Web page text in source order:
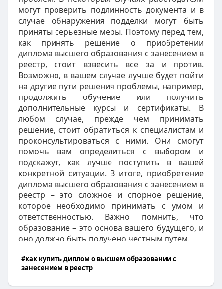
могут проверить подлинность документа и в
случае обнаружения подделки могут быть
приняты серьезные меры. Поэтому перед тем,
как принять решение о приобретении
диплома высшего образования с занесением в
реестр, стоит взвесить все за и против.
Возможно, в вашем случае лучше будет пойти
на другие пути решения проблемы, например,
продолжить обучение или получить
дополнительные курсы и сертификаты. В
любом случае, прежде чем принимать
решение, стоит обратиться к специалистам и
проконсультироваться с ними. Они смогут
помочь вам определиться с выбором и
подскажут, как лучше поступить в вашей
конкретной ситуации. В итоге, приобретение
диплома высшего образования с занесением в
реестр – это сложное и спорное решение,
которое необходимо принимать с умом и
ответственностью. Важно помнить, что
образование – это основа вашего будущего, и
оно должно быть получено честным путем.
#как купить диплом о высшем образовании с
занесением в реестр